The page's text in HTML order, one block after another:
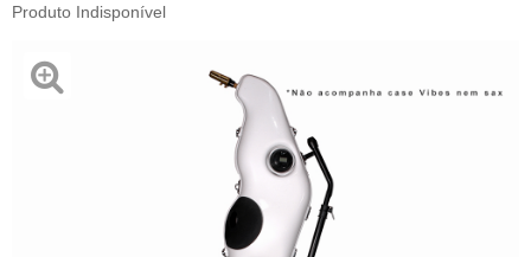
Produto Indisponível